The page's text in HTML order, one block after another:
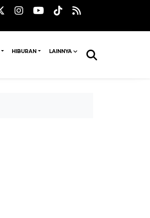
HIBURAN LAINNYA